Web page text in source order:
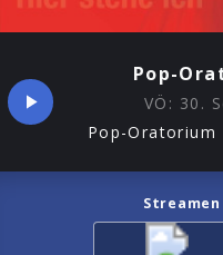
Pop-
VÖ: 30.
Pop-
Streamen